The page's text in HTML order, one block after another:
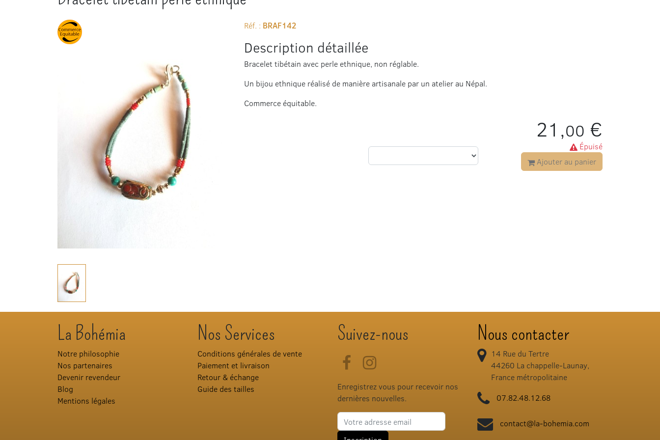
Réf. : BRAF142
Description détaillée
Bracelet tibétain avec perle ethnique, non réglable.
Un bijou ethnique réalisé de manière artisanale par un atelier au Népal.
Commerce équitable.
21,00 €
Épuisé
Ajouter au panier
La Bohémia
Notre philosophie
Nos partenaires
Devenir revendeur
Blog
Mentions légales
Nos Services
Conditions générales de vente
Paiement et livraison
Retour & échange
Guide des tailles
Suivez-nous
FacebookInstagram
Enregistrez vous pour recevoir nos
dernières nouvelles.
Adresse e-mail
Nous contacter
14 Rue du Tertre
44260 La chappelle-Launay,
France métropolitaine
07.82.48.12.68
contact@la-bohemia.com